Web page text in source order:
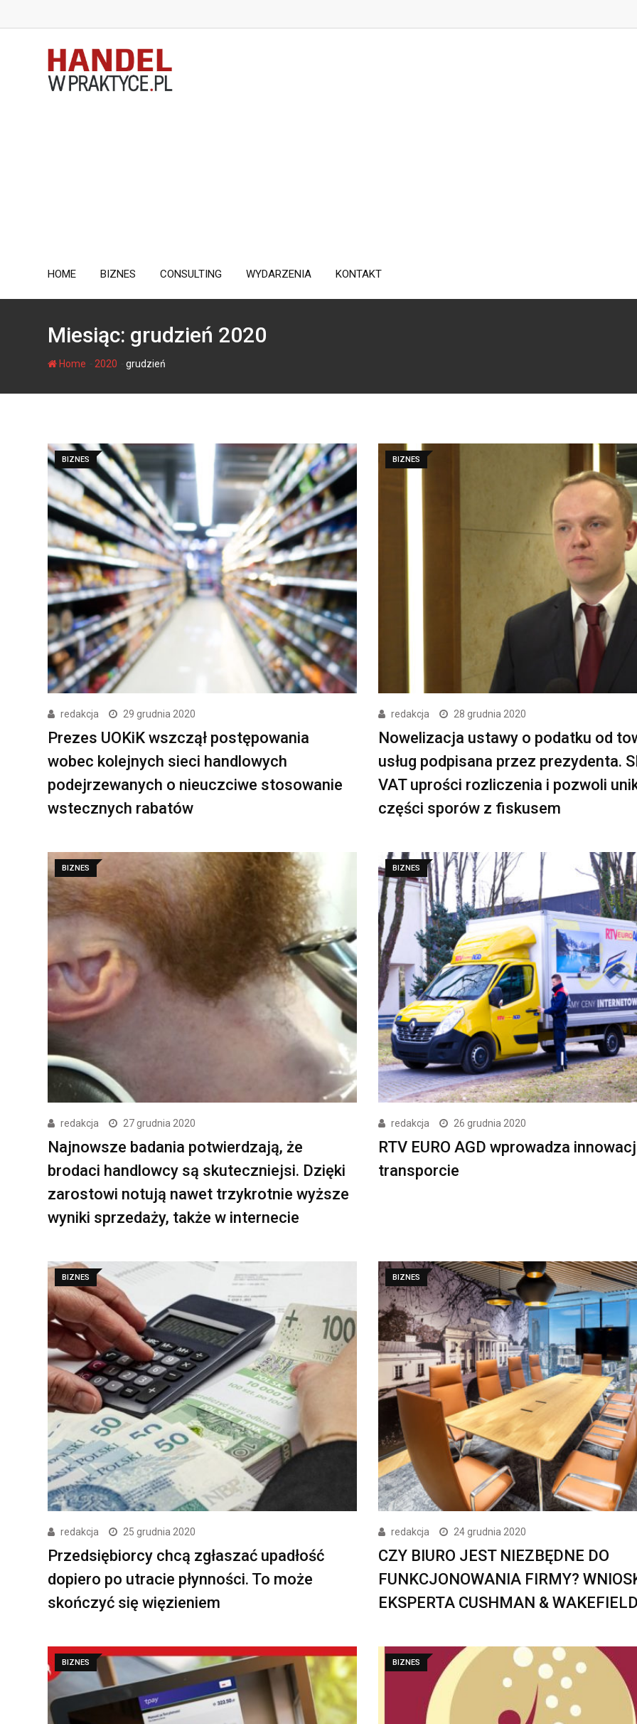
to
HOME BIZNES CONSULTING WYDARZENIA KONTAKT
Miesiąc: grudzień 2020
Home 2020 grudzień
BIZNES
redakcja 29 grudnia 2020
Prezes UOKiK wszczął postępowania
wobec kolejnych sieci handlowych
podejrzewanych o nieuczciwe stosowanie
wstecznych rabatów
BIZNES
redakcja 28 grudnia 2020
Nowelizacja ustawy o podatku od
usług podpisana przez prezydenta.
VAT uprości rozliczenia i pozwoli
części sporów z fiskusem
BIZNES
redakcja 27 grudnia 2020
Najnowsze badania potwierdzają, że
brodaci handlowcy są skuteczniejsi. Dzięki
zarostowi notują nawet trzykrotnie wyższe
wyniki sprzedaży, także w internecie
BIZNES
redakcja 26 grudnia 2020
RTV EURO AGD wprowadza
transporcie
BIZNES
redakcja 25 grudnia 2020
Przedsiębiorcy chcą zgłaszać upadłość
dopiero po utracie płynności. To może
skończyć się więzieniem
BIZNES
redakcja 24 grudnia 2020
CZY BIURO JEST NIEZBĘDNE DO
FUNKCJONOWANIA FIRMY?
EKSPERTA CUSHMAN &
BIZNES BIZNES